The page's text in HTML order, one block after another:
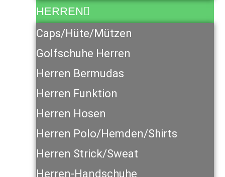
HERREN
Caps/Hüte/Mützen
Golfschuhe Herren
Herren Bermudas
Herren Funktion
Herren Hosen
Herren Polo/Hemden/Shirts
Herren Strick/Sweat
Herren-Handschuhe